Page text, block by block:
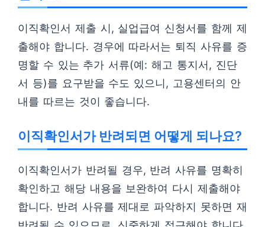
이직확인서 제출 시, 실업급여 신청서를 함께 제
출해야 합니다. 경우에 따라서는 퇴직 사유를 증
명할 수 있는 추가 서류(예: 해고 통지서, 진단
서 등)를 요구받을 수도 있으니, 고용센터의 안
내를 따르는 것이 좋습니다.
이직확인서가 반려되면 어떻게 되나요?
이직확인서가 반려될 경우, 반려 사유를 명확히
확인하고 해당 내용을 보완하여 다시 제출해야
합니다. 반려 사유를 제대로 파악하지 못하면 재